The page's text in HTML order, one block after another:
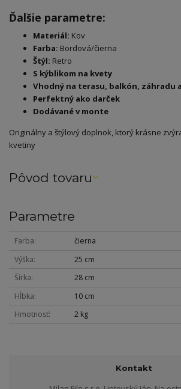
Ďalšie parametre:
Materiál: Kov
Farba: Bordová/čierna
Štýl: Retro
S kýblikom na kvety
Vhodný na terasu, balkón, záhradu
Perfektný ako darček
Dodávané v monte
Originálny a štýlový doplnok, ktorý krásne
kvetiny
Pôvod tovaru
Parametre
Farba
čierna
Výška
25 cm
Šírka
28 cm
Hĺbka
10 cm
Hmotnosť
2 kg
Kontakt